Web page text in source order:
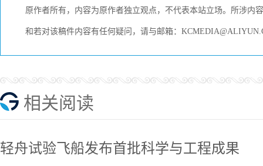
原作者所有，内容为原作者独立观点，不代表本站立场。所涉内
和若对该稿件内容有任何疑问，请与邮箱：
相关阅读
轻舟试验飞船发布首批科学与工程成果